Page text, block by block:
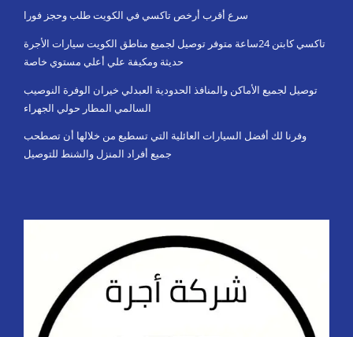
سرع أقرب أرخص تاكسي في الكويت طلب وحجز فورا
تاكسي كابتن 24ساعة متوفر توصيل لجميع مناطق الكويت سيارات الأجرة
حديثة ومكيفة علي أعلي مستوي خاصة
توصيل لجميع الأماكن والمنافذ الحدودية العبدلي خيران الوفرة النوصيب
السالمي المطار حولي الجهراء
وفرنا لك أفضل السيارات العائلية التي تسطيع من خلالها أن تصطحب
جميع أفراد المنزل والشنط للتوصيل